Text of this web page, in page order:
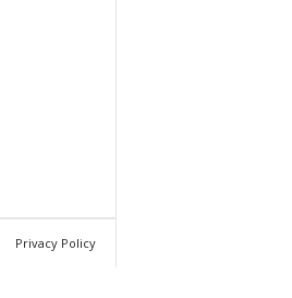
Privacy Policy